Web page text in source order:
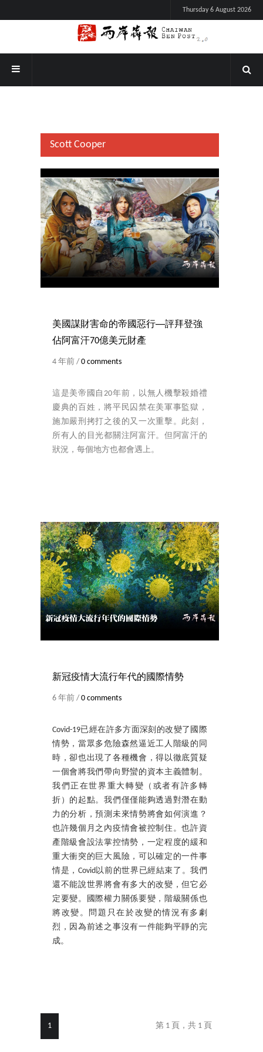
Thursday 6 August 2026
Scott Cooper
美國謀財害命的帝國惡行──評拜登強
佔阿富汗70億美元財產
4 年前 /0 comments
這是美帝國自20年前，以無人機擊殺婚禮
慶典的百姓，將平民囚禁在美軍事監獄，
施加嚴刑拷打之後的又一次重擊。此刻，
所有人的目光都關注阿富汗。但阿富汗的
狀況，每個地方也都會遇上。
新冠疫情大流行年代的國際情勢
6 年前 / 0 comments
Covid-19已經在許多方面深刻的改變了國際
情勢，當眾多危險森然逼近工人階級的同
時，卻也出現了各種機會，得以徹底質疑
一個會將我們帶向野蠻的資本主義體制。
我們正在世界重大轉變（或者有許多轉
折）的起點。我們僅僅能夠透過對潛在動
力的分析，預測未來情勢將會如何演進？
也許幾個月之內疫情會被控制住。也許資
產階級會設法掌控情勢，一定程度的緩和
重大衝突的巨大風險，可以確定的一件事
情是，Covid以前的世界已經結束了。我們
還不能說世界將會有多大的改變，但它必
定要變。國際權力關係要變，階級關係也
將改變。問題只在於改變的情況有多劇
烈，因為前述之事沒有一件能夠平靜的完
成。
1 第 1 頁，共 1 頁